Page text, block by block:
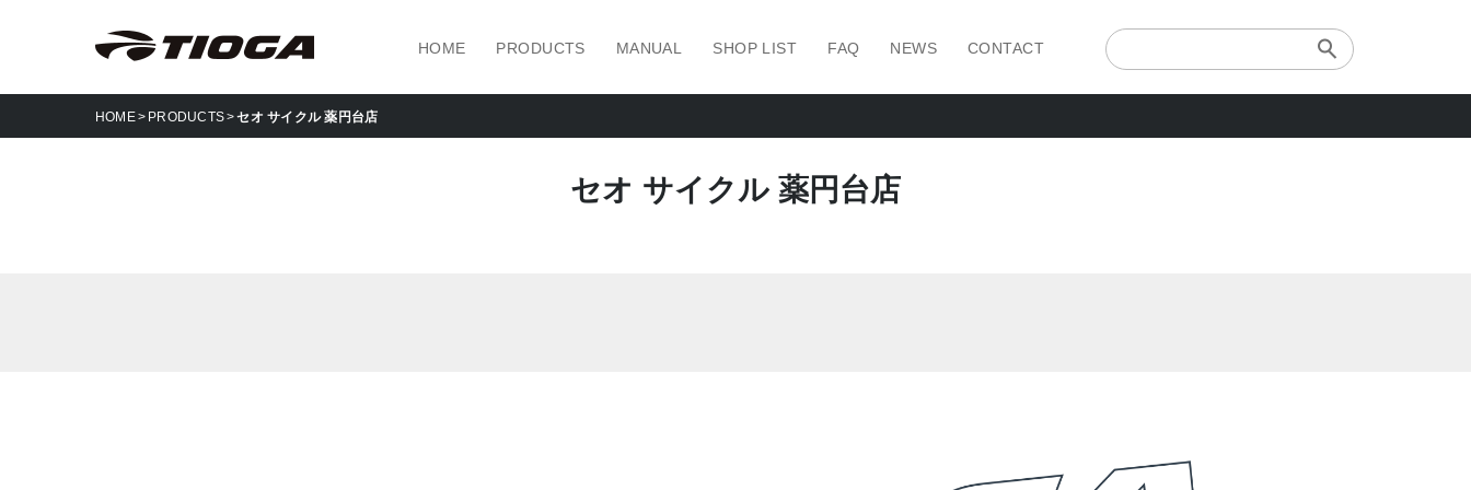
HOME PRODUCTS MANUAL SHOP LIST FAQ NEWS CONTACT
HOME PRODUCTS セオ サイクル 薬円台店
セオ サイクル 薬円台店